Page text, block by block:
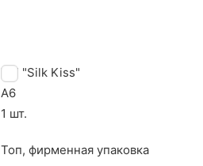
TM "Silk Kiss"
A6
1 шт.
Топ, фирменная упаковка